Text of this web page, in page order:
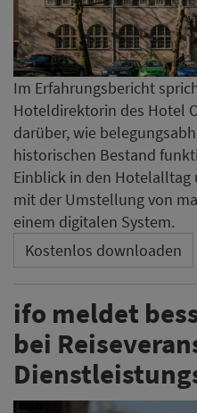
Im Erfahrungsbericht
Hoteldirektorin des Hotel
darüber, wie
historischen Bestand
Einblick in den
mit der Umstellung von
einem digitalen System.
Kostenlos downloaden
ifo meldet
bei